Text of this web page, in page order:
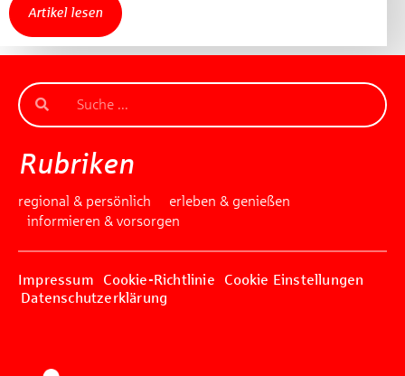
Artikel lesen
Rubriken
regional & persönlich
erleben & genießen
informieren & vorsorgen
Impressum Cookie-Richtlinie
Cookie Einstellungen
Datenschutzerklärung